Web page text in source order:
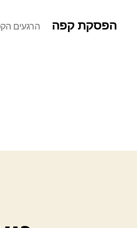
הפסקת קפה הרגעים